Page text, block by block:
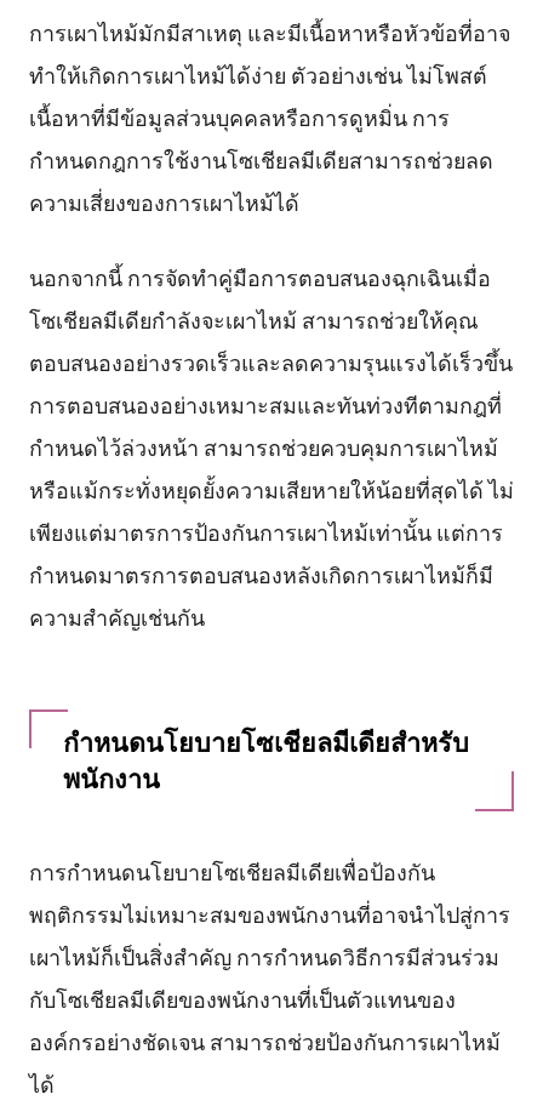
การเผาไหม้มักมีสาเหตุ และมีเนื้อหาหรือหัวข้อที่อาจ
ทำให้เกิดการเผาไหม้ได้ง่าย ตัวอย่างเช่น ไม่โพสต์
เนื้อหาที่มีข้อมูลส่วนบุคคลหรือการดูหมิ่น การ
กำหนดกฎการใช้งานโซเชียลมีเดียสามารถช่วยลด
ความเสี่ยงของการเผาไหม้ได้
นอกจากนี้ การจัดทำคู่มือการตอบสนองฉุกเฉินเมื่อ
โซเชียลมีเดียกำลังจะเผาไหม้ สามารถช่วยให้คุณ
ตอบสนองอย่างรวดเร็วและลดความรุนแรงได้เร็วขึ้น
การตอบสนองอย่างเหมาะสมและทันท่วงทีตามกฎที่
กำหนดไว้ล่วงหน้า สามารถช่วยควบคุมการเผาไหม้
หรือแม้กระทั่งหยุดยั้งความเสียหายให้น้อยที่สุดได้ ไม่
เพียงแต่มาตรการป้องกันการเผาไหม้เท่านั้น แต่การ
กำหนดมาตรการตอบสนองหลังเกิดการเผาไหม้ก็มี
ความสำคัญเช่นกัน
กำหนดนโยบายโซเชียลมีเดียสำหรับ
พนักงาน
การกำหนดนโยบายโซเชียลมีเดียเพื่อป้องกัน
พฤติกรรมไม่เหมาะสมของพนักงานที่อาจนำไปสู่การ
เผาไหม้ก็เป็นสิ่งสำคัญ การกำหนดวิธีการมีส่วนร่วม
กับโซเชียลมีเดียของพนักงานที่เป็นตัวแทนของ
องค์กรอย่างชัดเจน สามารถช่วยป้องกันการเผาไหม้
ได้